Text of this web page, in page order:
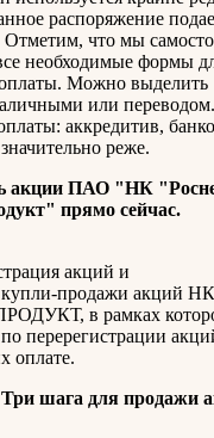
распоряжение
Отметим, что мы
необходимые формы
оплаты. Можно выделить
или переводом.
аккредитив,
реже.
акции ПАО "НК
прямо сейчас.
акций и
купли-продажи акций НК
в рамках
перерегистрации
оплате.
шага для продажи